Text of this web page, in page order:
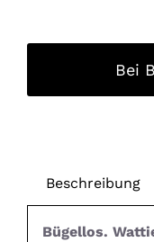
Bei
Beschreibung
Bügellos.